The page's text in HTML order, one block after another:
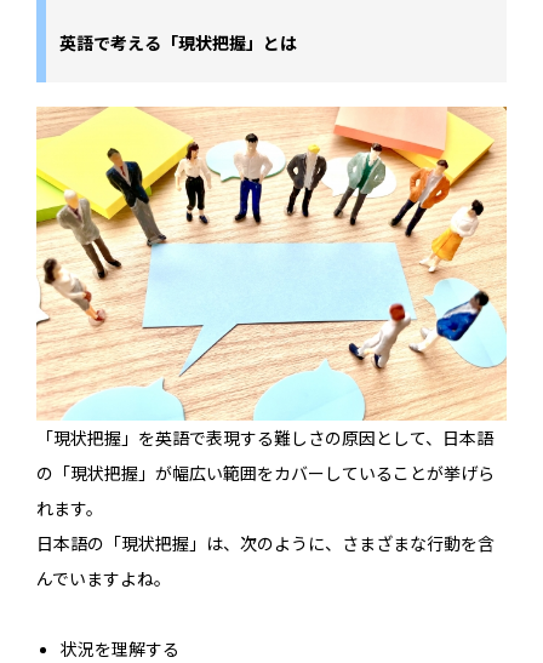
英語で考える「現状把握」とは
「現状把握」を英語で表現する難しさの原因として、日本語
の「現状把握」が幅広い範囲をカバーしていることが挙げら
れます。
日本語の「現状把握」は、次のように、さまざまな行動を含
んでいますよね。
状況を理解する